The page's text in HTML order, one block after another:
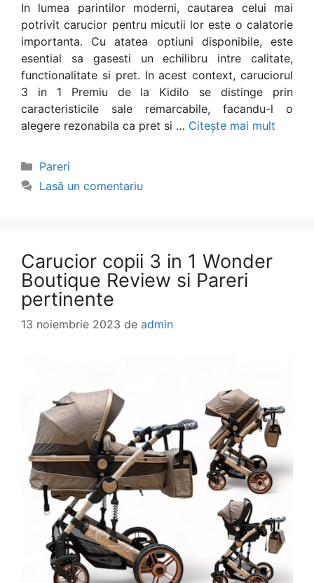
In lumea parintilor moderni, cautarea celui mai
potrivit carucior pentru micutii lor este o calatorie
importanta. Cu atatea optiuni disponibile, este
esential sa gasesti un echilibru intre calitate,
functionalitate si pret. In acest context, caruciorul
3 in 1 Premiu de la Kidilo se distinge prin
caracteristicile sale remarcabile, facandu-l o
alegere rezonabila ca pret si … Citește mai mult
Categorii
Pareri
Lasă un comentariu
Carucior copii 3 in 1 Wonder
Boutique Review si Pareri
pertinente
13 noiembrie 2023 de admin